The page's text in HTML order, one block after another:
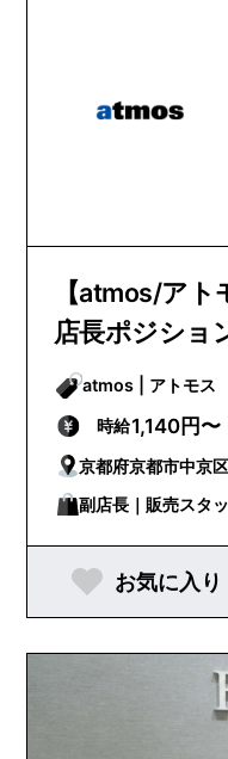
【atmos/ア
店長ポジショ
atmos | アトモス
時給1,140円〜
京都府京都市中京区
副店長｜販売スタ
お気に入り